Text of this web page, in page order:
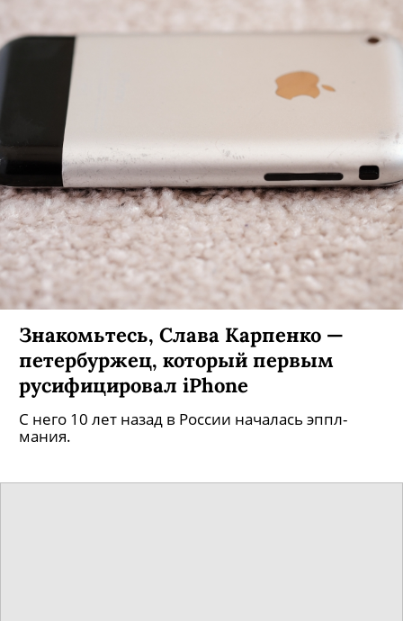
Знакомьтесь, Слава Карпенко —
петербуржец, который первым
русифицировал iPhone
С него 10 лет назад в России началась эппл-
мания.